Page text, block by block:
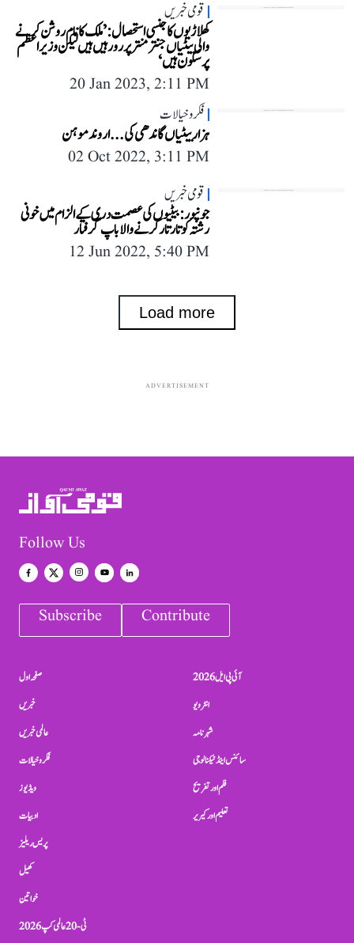
قومی خبریں
کھلاڑیوں کا جنسی استحصال: ’ملک کا نام روشن کرنے
والی بیٹیاں جنتر منتر پر رو رہیں ہیں لیکن وزیر اعظم
پرسکون ہیں‘
20 Jan 2023, 2:11 PM
فکر و خیالات
ہزار بیٹیاں گاندھی کی ... اروند موہن
02 Oct 2022, 3:11 PM
قومی خبریں
جونپور: بیٹیوں کی عصمت دری کے الزام میں خونی
رشتہ کو تار تار کرنے والا باپ گرفتار
12 Jun 2022, 5:40 PM
Load more
ADVERTISEMENT
Follow Us
Subscribe Contribute
صفحہ اول
خبریں
عالمی خبریں
فکر و خیالات
ویڈیوز
ادبیات
پریس ریلیز
کھیل
خواتین
ٹی-20 عالمی کپ 2026
آئی پی ایل 2026
انٹرویو
شہرنامہ
سائنس اینڈ ٹیکنالوجی
فلم اور تفریح
تعلیم اور کیریر